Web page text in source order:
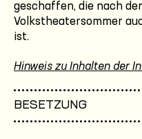
geschaffen, die nach
Volkstheatersommer
ist.
Hinweis zu Inhalten der
BESETZUNG